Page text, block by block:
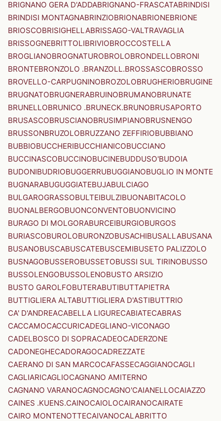
BRIGNANO GERA D'ADDABRIGNANO-FRASCATABRINDISI
BRINDISI MONTAGNABRINZIOBRIONABRIONEBRIONE
BRIOSCOBRISIGHELLABRISSAGO-VALTRAVAGLIA
BRISSOGNEBRITTOLIBRIVIOBROCCOSTELLA
BROGLIANOBROGNATUROBROLOBRONDELLOBRONI
BRONTEBRONZOLO .BRANZOLL.BROSSASCOBROSSO
BROVELLO-CARPUGNINOBROZOLOBRUGHERIOBRUGINE
BRUGNATOBRUGNERABRUINOBRUMANOBRUNATE
BRUNELLOBRUNICO .BRUNECK.BRUNOBRUSAPORTO
BRUSASCOBRUSCIANOBRUSIMPIANOBRUSNENGO
BRUSSONBRUZOLOBRUZZANO ZEFFIRIOBUBBIANO
BUBBIOBUCCHERIBUCCHIANICOBUCCIANO
BUCCINASCOBUCCINOBUCINEBUDDUSO'BUDOIA
BUDONIBUDRIOBUGGERRUBUGGIANOBUGLIO IN MONTE
BUGNARABUGUGGIATEBUJABULCIAGO
BULGAROGRASSOBULTEIBULZIBUONABITACOLO
BUONALBERGOBUONCONVENTOBUONVICINO
BURAGO DI MOLGORABURCEIBURGIOBURGOS
BURIASCOBUROLOBURONZOBUSACHIBUSALLABUSANA
BUSANOBUSCABUSCATEBUSCEMIBUSETO PALIZZOLO
BUSNAGOBUSSEROBUSSETOBUSSI SUL TIRINOBUSSO
BUSSOLENGOBUSSOLENOBUSTO ARSIZIO
BUSTO GAROLFOBUTERABUTIBUTTAPIETRA
BUTTIGLIERA ALTABUTTIGLIERA D'ASTIBUTTRIO
CA' D'ANDREACABELLA LIGURECABIATECABRAS
CACCAMOCACCURICADEGLIANO-VICONAGO
CADELBOSCO DI SOPRACADEOCADERZONE
CADONEGHECADORAGOCADREZZATE
CAERANO DI SAN MARCOCAFASSECAGGIANOCAGLI
CAGLIARICAGLIOCAGNANO AMITERNO
CAGNANO VARANOCAGNOCAGNO'CAIANELLOCAIAZZO
CAINES .KUENS.CAINOCAIOLOCAIRANOCAIRATE
CAIRO MONTENOTTECAIVANOCALABRITTO